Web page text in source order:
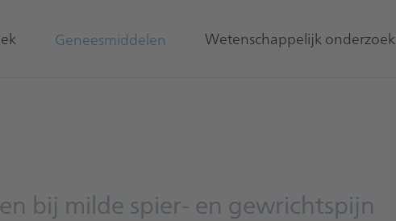
Geneesmiddelen Wetenschappelijk onderzoek
bij milde spier- en gewrichtspijn